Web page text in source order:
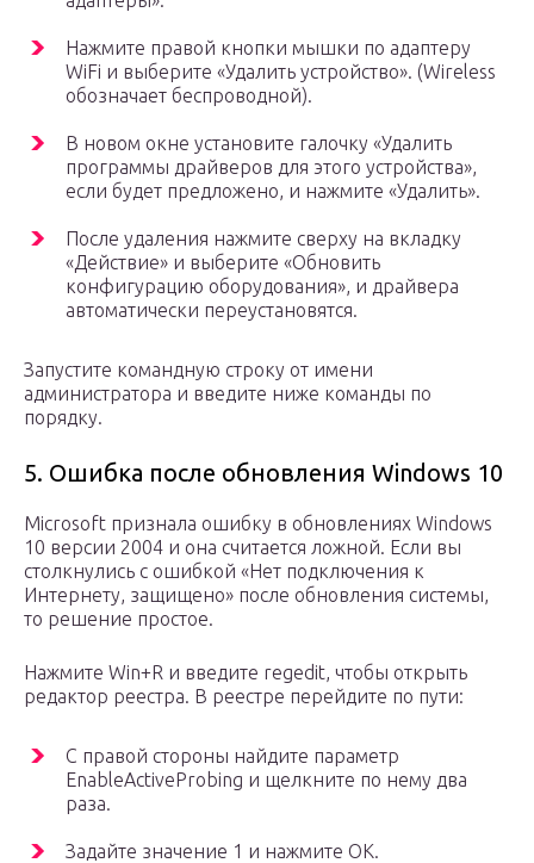
Нажмите правой кнопки мышки по адаптеру
WiFi и выберите «Удалить устройство». (Wireless
обозначает беспроводной).
В новом окне установите галочку «Удалить
программы драйверов для этого устройства»,
если будет предложено, и нажмите «Удалить».
После удаления нажмите сверху на вкладку
«Действие» и выберите «Обновить
конфигурацию оборудования», и драйвера
автоматически переустановятся.
Запустите командную строку от имени
администратора и введите ниже команды по
порядку.
5. Ошибка после обновления Windows 10
Microsoft признала ошибку в обновлениях Windows
10 версии 2004 и она считается ложной. Если вы
столкнулись с ошибкой «Нет подключения к
Интернету, защищено» после обновления системы,
то решение простое.
Нажмите Win+R и введите regedit, чтобы открыть
редактор реестра. В реестре перейдите по пути:
С правой стороны найдите параметр
EnableActiveProbing и щелкните по нему два
раза.
Задайте значение 1 и нажмите OK.